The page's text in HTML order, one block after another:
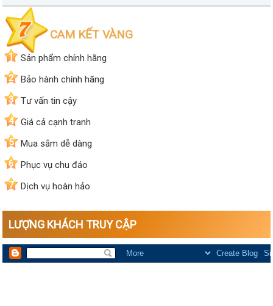
CAM KẾT VÀNG
1
Sản phẩm chính hãng
2
Bảo hành chính hãng
3
Tư vấn tin cậy
4
Giá cả cạnh tranh
5
Mua sắm dễ dàng
6
Phục vụ chu đáo
7
Dịch vụ hoàn hảo
LƯỢNG KHÁCH TRUY CẬP